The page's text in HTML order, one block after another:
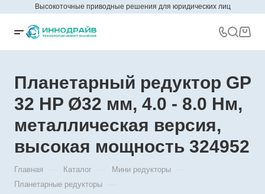
Высокоточные приводные решения для юридических лиц
Планетарный редуктор GP
32 HP Ø32 мм, 4.0 - 8.0 Нм,
металлическая версия,
высокая мощность 324952
Главная Каталог Мини редукторы
Планетарные редукторы